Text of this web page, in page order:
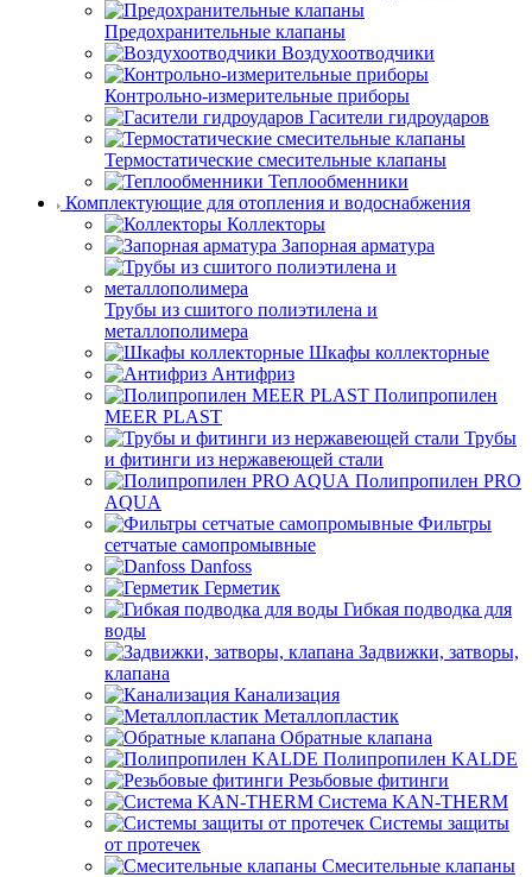
Предохранительные клапаны
Воздухоотводчики
Контрольно-измерительные приборы
Гасители гидроударов
Термостатические смесительные клапаны
Теплообменники
Комплектующие для отопления и водоснабжения
Коллекторы
Запорная арматура
Трубы из сшитого полиэтилена и
металлополимера
Шкафы коллекторные
Антифриз
Полипропилен
MEER PLAST
Трубы
и фитинги из нержавеющей стали
Полипропилен PRO
AQUA
Фильтры
сетчатые самопромывные
Danfoss
Герметик
Гибкая подводка для
воды
Задвижки, затворы,
клапана
Канализация
Металлопластик
Обратные клапана
Полипропилен KALDE
Резьбовые фитинги
Система KAN-THERM
Системы защиты
от протечек
Смесительные клапаны